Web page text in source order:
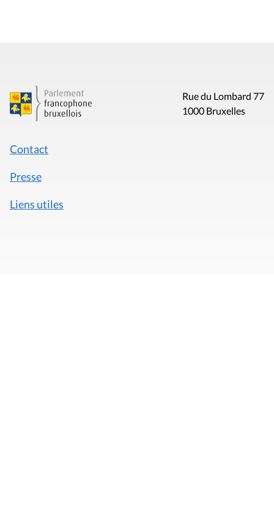
Rue du Lombard 77
1000 Bruxelles
Contact
Presse
Liens utiles